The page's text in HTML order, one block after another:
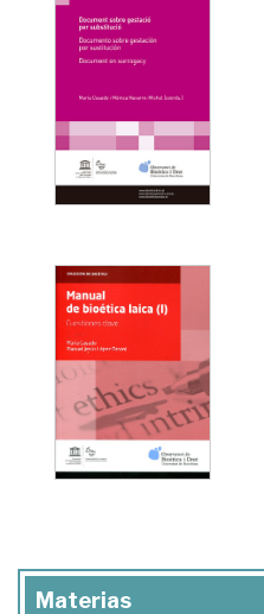
Materias